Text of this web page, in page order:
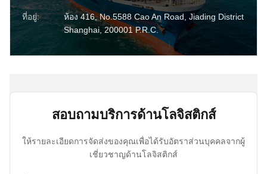
ที่อยู่:
ห้อง 416, No.5588 Cao An Road, Jiading District
Shanghai, 200001 P.R.C.
สอบถามบริการด้านโลจิสติกส์
ให้รายละเอียดการจัดส่งของคุณเพื่อได้รับอัตราส่วนบุคคลจากผู้
เชี่ยวชาญด้านโลจิสติกส์